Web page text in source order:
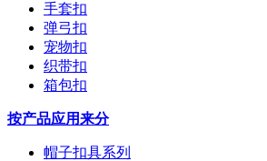
手套扣
弹弓扣
宠物扣
织带扣
箱包扣
按产品应用来分
帽子扣具系列